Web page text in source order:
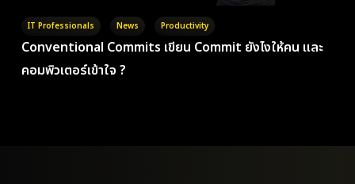
IT Professionals News Productivity
Conventional Commits เขียน Commit ยังไงให้คน และ
คอมพิวเตอร์เข้าใจ ?